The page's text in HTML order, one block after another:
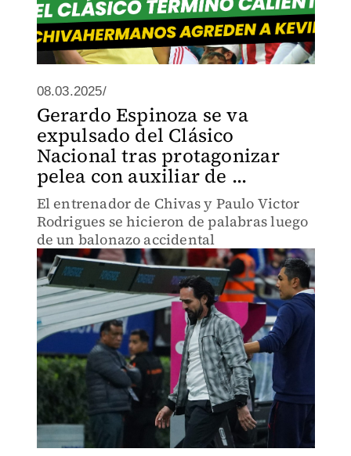
08.03.2025/
Gerardo Espinoza se va
expulsado del Clásico
Nacional tras protagonizar
pelea con auxiliar de ...
El entrenador de Chivas y Paulo Victor
Rodrigues se hicieron de palabras luego
de un balonazo accidental